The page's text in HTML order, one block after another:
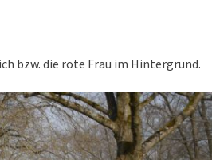
bzw. die rote Frau im Hintergrund.